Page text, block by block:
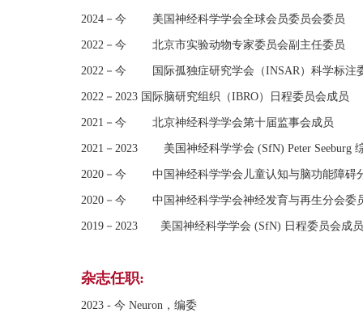
2024－今 美国神经科学学会全球会员委员会委员
2022－今 北京市实验动物专家委员会副主任委员
2022－今 国际孤独症研究学会（INSAR）科学标注
2022－2023 国际脑研究组织（IBRO）日程委员会成员
2021－今 北京神经科学学会第十届监事会成员
2021－2023 美国神经科学学会 (SfN) Peter Seeburg
2020－今 中国神经科学学会儿童认知与脑功能障碍
2020－今 中国神经科学学会神经发育与再生分会委
2019－2023 美国神经科学学会 (SfN) 日程委员会成员
杂志任职:
2023 - 今 Neuron，编委